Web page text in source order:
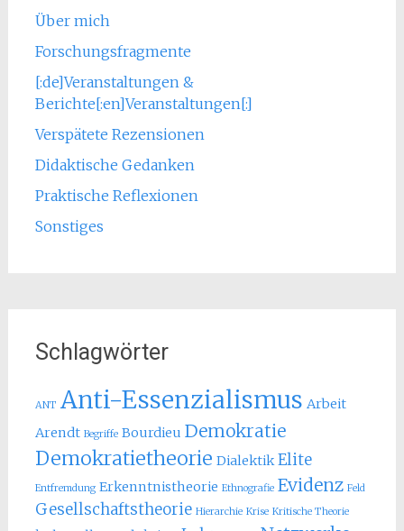
Über mich
Forschungsfragmente
[:de]Veranstaltungen &
Berichte[:en]Veranstaltungen[:]
Verspätete Rezensionen
Didaktische Gedanken
Praktische Reflexionen
Sonstiges
Schlagwörter
ANT Anti-Essenzialismus Arbeit
Arendt Begriffe Bourdieu Demokratie
Demokratietheorie Dialektik Elite
Entfremdung Erkenntnistheorie Ethnografie Evidenz Feld
Gesellschaftstheorie Hierarchie Krise Kritische Theorie